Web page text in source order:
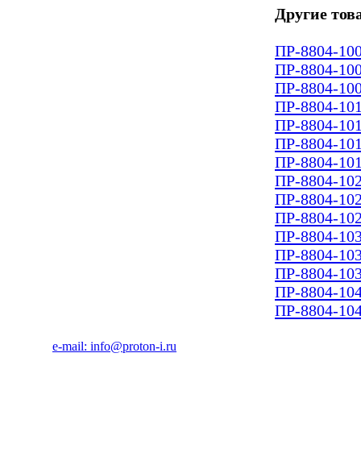
Другие
ПР-8804-
ПР-8804-
ПР-8804-
ПР-8804-
ПР-8804-
ПР-8804-
ПР-8804-
ПР-8804-
ПР-8804-
ПР-8804-
ПР-8804-
ПР-8804-
ПР-8804-
ПР-8804-
ПР-8804-
e-mail: info@proton-i.ru